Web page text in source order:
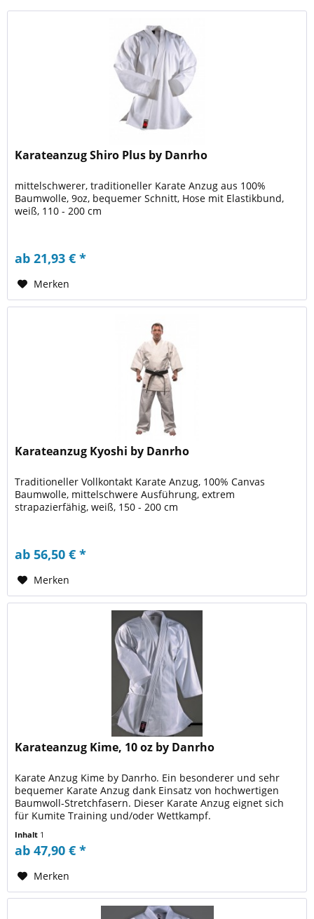
Karateanzug Shiro Plus by Danrho
mittelschwerer, traditioneller Karate Anzug aus 100%
Baumwolle, 9oz, bequemer Schnitt, Hose mit Elastikbund,
weiß, 110 - 200 cm
ab 21,93 € *
Merken
Karateanzug Kyoshi by Danrho
Traditioneller Vollkontakt Karate Anzug, 100% Canvas
Baumwolle, mittelschwere Ausführung, extrem
strapazierfähig, weiß, 150 - 200 cm
ab 56,50 € *
Merken
Karateanzug Kime, 10 oz by Danrho
Karate Anzug Kime by Danrho. Ein besonderer und sehr
bequemer Karate Anzug dank Einsatz von hochwertigen
Baumwoll-Stretchfasern. Dieser Karate Anzug eignet sich
für Kumite Training und/oder Wettkampf.
Inhalt 1
ab 47,90 € *
Merken